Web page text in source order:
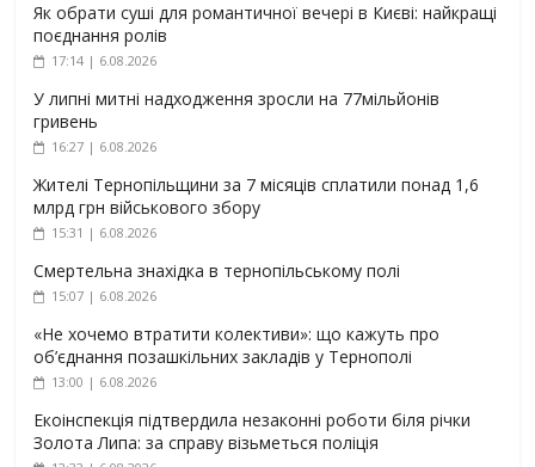
Як обрати суші для романтичної вечері в Києві: найкращі
поєднання ролів
17:14 | 6.08.2026
У липні митні надходження зросли на 77мільйонів
гривень
16:27 | 6.08.2026
Жителі Тернопільщини за 7 місяців сплатили понад 1,6
млрд грн військового збору
15:31 | 6.08.2026
Смертельна знахідка в тернопільському полі
15:07 | 6.08.2026
«Не хочемо втратити колективи»: що кажуть про
об’єднання позашкільних закладів у Тернополі
13:00 | 6.08.2026
Екоінспекція підтвердила незаконні роботи біля річки
Золота Липа: за справу візьметься поліція